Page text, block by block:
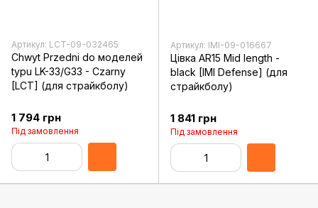
Артикул: LCT-09-032465
Chwyt Przedni do моделей
typu LK-33/G33 - Czarny
[LCT] (для страйкболу)
1 794 грн
Під замовлення
Артикул: IMI-09-016667
Цівка AR15 Mid length -
black [IMI Defense] (для
страйкболу)
1 841 грн
Під замовлення